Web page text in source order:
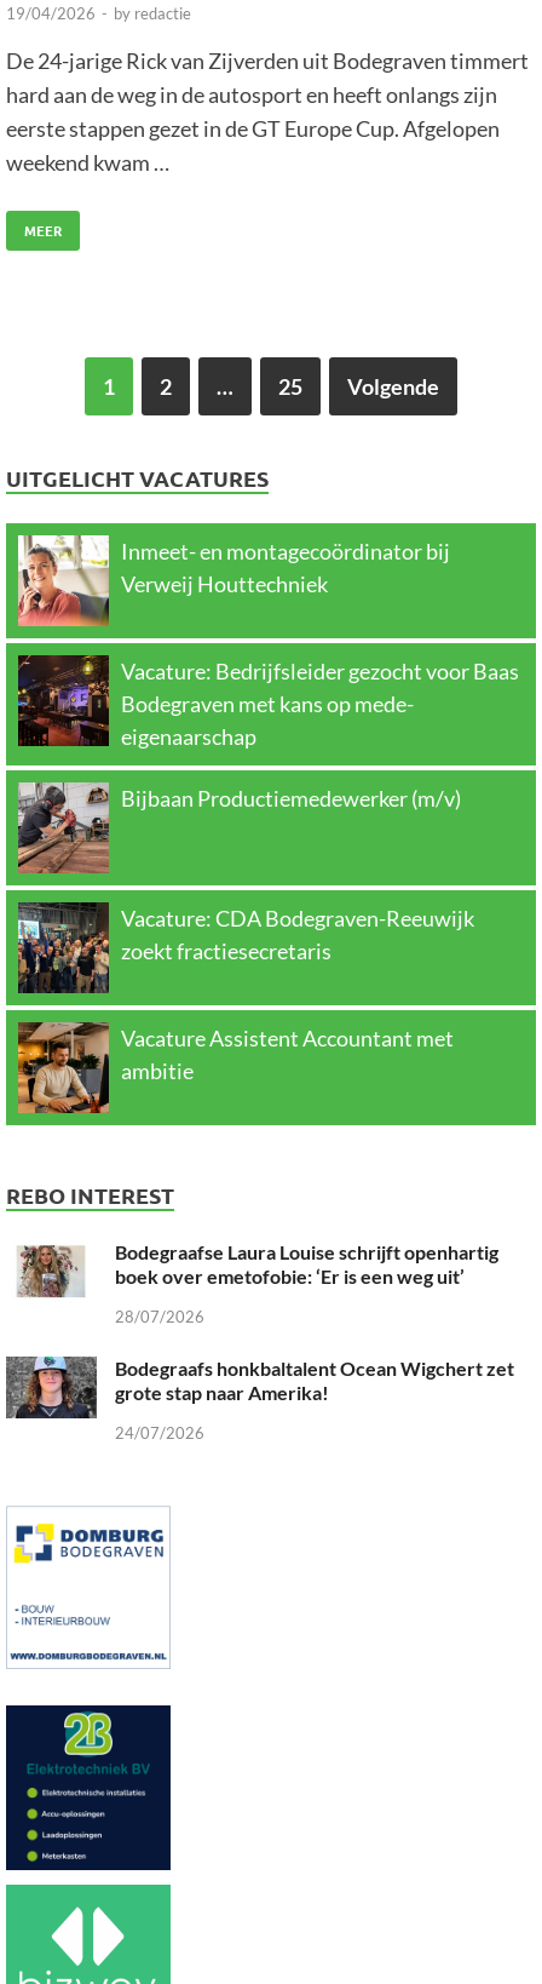
19/04/2026 - by redactie
De 24-jarige Rick van Zijverden uit Bodegraven timmert
hard aan de weg in de autosport en heeft onlangs zijn
eerste stappen gezet in de GT Europe Cup. Afgelopen
weekend kwam …
MEER
1 2 … 25 Volgende
UITGELICHT VACATURES
Inmeet- en montagecoördinator bij
Verweij Houttechniek
Vacature: Bedrijfsleider gezocht voor Baas
Bodegraven met kans op mede-
eigenaarschap
Bijbaan Productiemedewerker (m/v)
Vacature: CDA Bodegraven-Reeuwijk
zoekt fractiesecretaris
Vacature Assistent Accountant met
ambitie
REBO INTEREST
Bodegraafse Laura Louise schrijft openhartig
boek over emetofobie: ‘Er is een weg uit’
28/07/2026
Bodegraafs honkbaltalent Ocean Wigchert zet
grote stap naar Amerika!
24/07/2026